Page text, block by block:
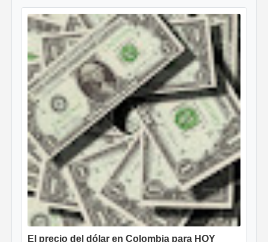
El precio del dólar en Colombia para HOY